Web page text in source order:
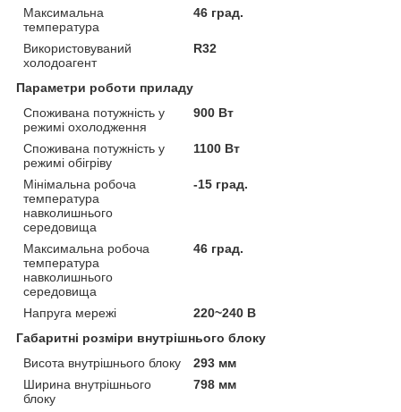
Максимальна
температура
46 град.
Використовуваний
холодоагент
R32
Параметри роботи приладу
Споживана потужність у
режимі охолодження
900 Вт
Споживана потужність у
режимі обігріву
1100 Вт
Мінімальна робоча
температура
навколишнього
середовища
-15 град.
Максимальна робоча
температура
навколишнього
середовища
46 град.
Напруга мережі
220~240 В
Габаритні розміри внутрішнього блоку
Висота внутрішнього блоку
293 мм
Ширина внутрішнього
блоку
798 мм